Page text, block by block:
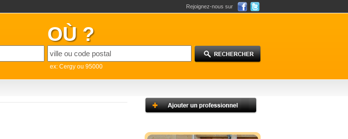
Rejoignez-nous sur
OÙ ?
ex: Cergy ou 95000